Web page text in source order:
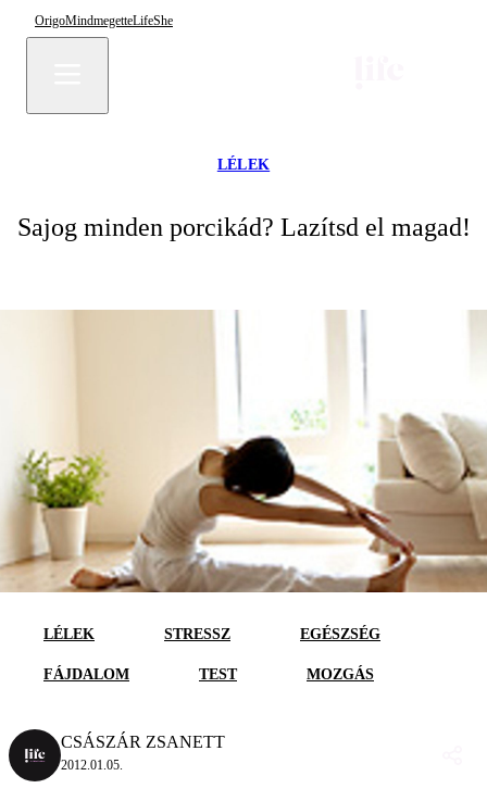
OrigoMindmegetteLifeShe
LÉLEK
Sajog minden porcikád? Lazítsd el magad!
LÉLEK STRESSZ EGÉSZSÉG
FÁJDALOM TEST MOZGÁS
CSÁSZÁR ZSANETT
2012.01.05.